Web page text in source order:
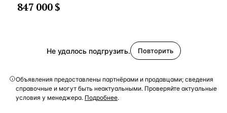
847 000 $
Не удалось подгрузить. Повторить
Объявления предоставлены партнёрами и продавцами; сведения
справочные и могут быть неактуальными. Проверяйте актуальные
условия у менеджера. Подробнее.